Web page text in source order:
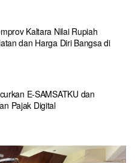
Kaltara Nilai Rupiah
dan Harga Diri Bangsa di
E-SAMSATKU dan
Pajak Digital